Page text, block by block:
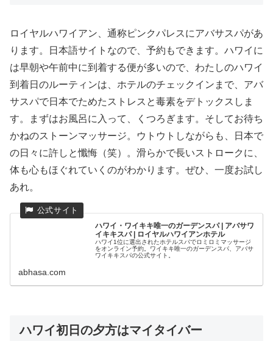
ロイヤルハワイアン、通称ピンクパレスにアバサスパがあ
ります。日本語サイトなので、予約もできます。ハワイに
は早朝や午前中に到着する便が多いので、わたしのハワイ
到着日のルーティンは、ホテルのチェックインまで、アバ
サスパで日本でためたストレスと毒素をデトックスしま
す。まずはお風呂に入って、くつろぎます。そしてお待ち
かねのストーンマッサージ。ウトウトしながらも、日本で
の日々に許しと懺悔（笑）。滑らかで長いストロークに、
体も心もほぐれていくのがわかります。ぜひ、一度お試し
あれ。
ハワイ・ワイキキ唯一のガーデンスパ | アバサワ
イキキスパ | ロイヤルハワイアンホテル
ハワイ1位に選出されたホテルスパでロミロミマッサージ
をオンライン予約。ワイキキ唯一のガーデンスパ、アバサ
ワイキキスパの公式サイト。
abhasa.com
ハワイ初日の夕方はマイタイバー